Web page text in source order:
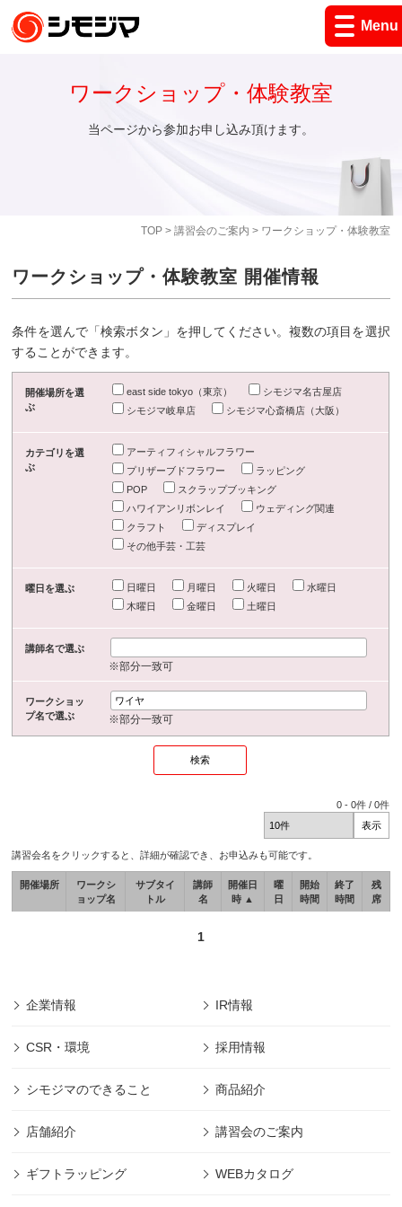
Menu
TOP> 講習会のご案内 > ワークショップ・体験教室
ワークショップ・体験教室
当ページから参加お申し込み頂けます。
ワークショップ・体験教室 開催情報
条件を選んで「検索ボタン」を押してください。複数の項目を選択
することができます。
開催場所を選
ぶ
east side tokyo（東京）
シモジマ名古屋店
シモジマ岐阜店
シモジマ心斎橋店（大阪）
カテゴリを選
ぶ
アーティフィシャルフラワー
プリザーブドフラワー
ラッピング
POP
スクラップブッキング
ハワイアンリボンレイ
ウェディング関連
クラフト
ディスプレイ
その他手芸・工芸
曜日を選ぶ 日曜日 月曜日 火曜日
水曜日
木曜日
金曜日 土曜日
講師名で選ぶ
※部分一致可
ワークショッ
プ名で選ぶ
※部分一致可
0 -0件 /0件
講習会名をクリックすると、詳細が確認でき、お申込みも可能です。
開催場所
ワークシ
ョップ名
サブタイ
トル
講師
名
開催日
時 ▲
曜
日
開始
時間
終了
時間
残
席
1
企業情報 IR情報
CSR・環境 採用情報
シモジマのできること 商品紹介
店舗紹介 講習会のご案内
ギフトラッピング WEBカタログ